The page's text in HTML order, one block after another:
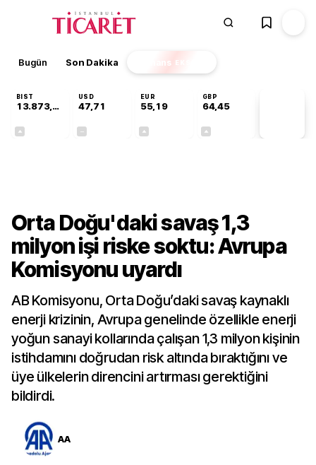
Bugün Son Dakika Finans EKSTRA
BIST
13.873,85
USD
47,71
EUR
55,19
GBP
64,45
Orta Doğu'daki savaş 1,3
milyon işi riske soktu: Avrupa
Komisyonu uyardı
AB Komisyonu, Orta Doğu’daki savaş kaynaklı
enerji krizinin, Avrupa genelinde özellikle enerji
yoğun sanayi kollarında çalışan 1,3 milyon kişinin
istihdamını doğrudan risk altında bıraktığını ve
üye ülkelerin direncini artırması gerektiğini
bildirdi.
AA